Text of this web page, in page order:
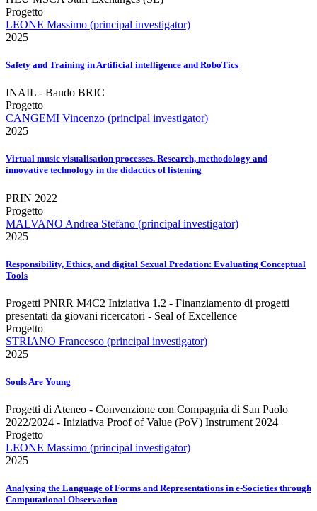
Progetto
LEONE Massimo (principal investigator)
2025
Safety and Training in Artificial intelligence and RoboTics
INAIL - Bando BRIC
Progetto
CANGEMI Vincenzo (principal investigator)
2025
Virtual music visualisation processes. Research, methodology and
innovative technology in the didactics of listening
PRIN 2022
Progetto
MALVANO Andrea Stefano (principal investigator)
2025
Responsibility, Ethics, and digital Sexual Predation: Evaluating Conceptual
Tools
Progetti PNRR M4C2 Iniziativa 1.2 - Finanziamento di progetti
presentati da giovani ricercatori - Seal of Excellence
Progetto
STRIANO Francesco (principal investigator)
2025
Souls Are Young
Progetti di Ateneo - Convenzione con Compagnia di San Paolo
2022/2024 - Iniziativa Proof of Value (PoV) Instrument 2024
Progetto
LEONE Massimo (principal investigator)
2025
Analysing the Language of Forms and Representations in e-Societies through
Computational Observation